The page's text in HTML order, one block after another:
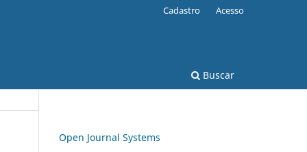
Buscar
Cadastro Acesso
Open Journal Systems